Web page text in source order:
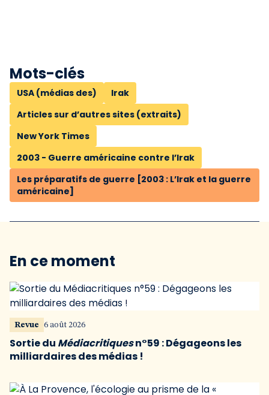
Mots-clés
USA (médias des)
Irak
Articles sur d’autres sites (extraits)
New York Times
2003 - Guerre américaine contre l’Irak
Les préparatifs de guerre [2003 : L’Irak et la guerre
américaine]
En ce moment
Revue 6 août 2026
Sortie du Médiacritiquesn°59 : Dégageons les
milliardaires des médias !